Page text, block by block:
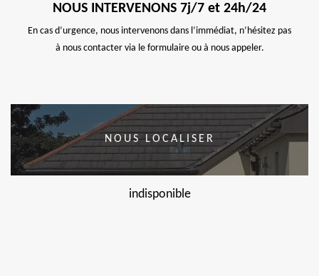
NOUS INTERVENONS 7j/7 et 24h/24
En cas d’urgence, nous intervenons dans l’immédiat, n’hésitez pas
à nous contacter via le formulaire ou à nous appeler.
NOUS LOCALISER
indisponible